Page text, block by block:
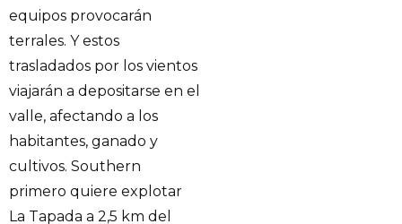
equipos provocarán
terrales. Y estos
trasladados por los vientos
viajarán a depositarse en el
valle, afectando a los
habitantes, ganado y
cultivos. Southern
primero quiere explotar
La Tapada a 2,5 km del